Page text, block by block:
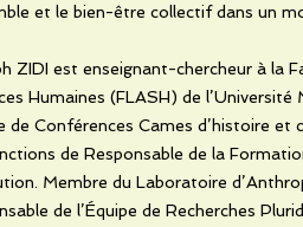
et le bien-être collectif dans un
ZIDI est enseignant-chercheur à la
Humaines (FLASH) de l’Université
de Conférences Cames d’histoire et
de Responsable de la
Membre du Laboratoire
de l’Équipe de Recherches